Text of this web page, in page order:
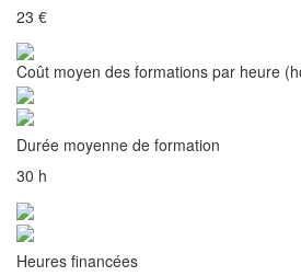
23 €
Coût moyen des formations par heure
Durée moyenne de formation
30 h
Heures financées